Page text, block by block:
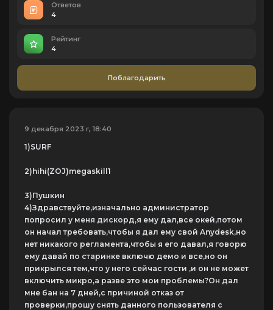
Ответов
4
Рейтинг
4
Поблагодарить
9 декабря 2023 г, 18:40
1)SURF
2)hihi(ZOJ)megaskill1
3)Пушкин
4)Здравствуйте,изначально администратор
попросил у меня дискорд,я ему дал,все окей,потом
он начал требовать,чтобы я дал ему свой Anydesk,но
нет никакого регламента,чтобы я его давал,я говорю
ему давай по старинке включю демо и все,но он
прикрылся тем,что у него сейчас гости ,и он не может
включить микро,а разве это мои проблемы?Он дал
мне бан на 7 дней,с причиной отказ от
проверки,прошу снять данного пользователя с